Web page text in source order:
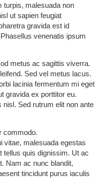
turpis, malesuada non
ut sapien feugiat
gravida est id
venenatis ipsum
metus ac sagittis viverra.
Sed vel metus lacus.
lacinia fermentum mi eget
gravida ex porttitor eu.
Sed rutrum elit non ante
commodo.
vitae, malesuada egestas
tellus quis dignissim. Ut ac
Nam ac nunc blandit,
tincidunt purus iaculis